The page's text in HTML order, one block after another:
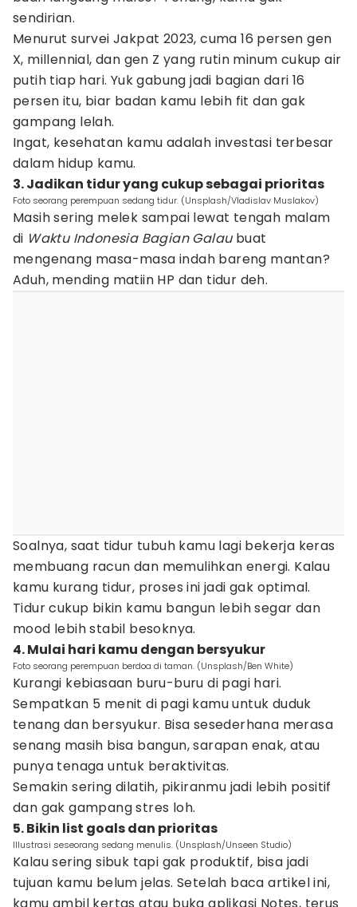
sendirian.
Menurut survei Jakpat 2023, cuma 16 persen gen
X, millennial, dan gen Z yang rutin minum cukup air
putih tiap hari. Yuk gabung jadi bagian dari 16
persen itu, biar badan kamu lebih fit dan gak
gampang lelah.
Ingat, kesehatan kamu adalah investasi terbesar
dalam hidup kamu.
3. Jadikan tidur yang cukup sebagai prioritas
Foto seorang perempuan sedang tidur. (Unsplash/Vladislav Muslakov)
Masih sering melek sampai lewat tengah malam
di Waktu Indonesia Bagian Galau buat
mengenang masa-masa indah bareng mantan?
Aduh, mending matiin HP dan tidur deh.
Soalnya, saat tidur tubuh kamu lagi bekerja keras
membuang racun dan memulihkan energi. Kalau
kamu kurang tidur, proses ini jadi gak optimal.
Tidur cukup bikin kamu bangun lebih segar dan
mood lebih stabil besoknya.
4. Mulai hari kamu dengan bersyukur
Foto seorang perempuan berdoa di taman. (Unsplash/Ben White)
Kurangi kebiasaan buru-buru di pagi hari.
Sempatkan 5 menit di pagi kamu untuk duduk
tenang dan bersyukur. Bisa sesederhana merasa
senang masih bisa bangun, sarapan enak, atau
punya tenaga untuk beraktivitas.
Semakin sering dilatih, pikiranmu jadi lebih positif
dan gak gampang stres loh.
5. Bikin list goals dan prioritas
Illustrasi seseorang sedang menulis. (Unsplash/Unseen Studio)
Kalau sering sibuk tapi gak produktif, bisa jadi
tujuan kamu belum jelas. Setelah baca artikel ini,